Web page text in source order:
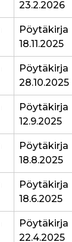
23.2.2026
Pöytäkirja
18.11.2025
Pöytäkirja
28.10.2025
Pöytäkirja
12.9.2025
Pöytäkirja
18.8.2025
Pöytäkirja
18.6.2025
Pöytäkirja
22.4.2025